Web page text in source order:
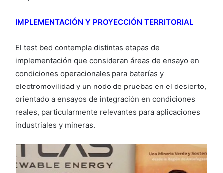
IMPLEMENTACIÓN Y PROYECCIÓN TERRITORIAL
El test bed contempla distintas etapas de
implementación que consideran áreas de ensayo en
condiciones operacionales para baterías y
electromovilidad y un nodo de pruebas en el desierto,
orientado a ensayos de integración en condiciones
reales, particularmente relevantes para aplicaciones
industriales y mineras.